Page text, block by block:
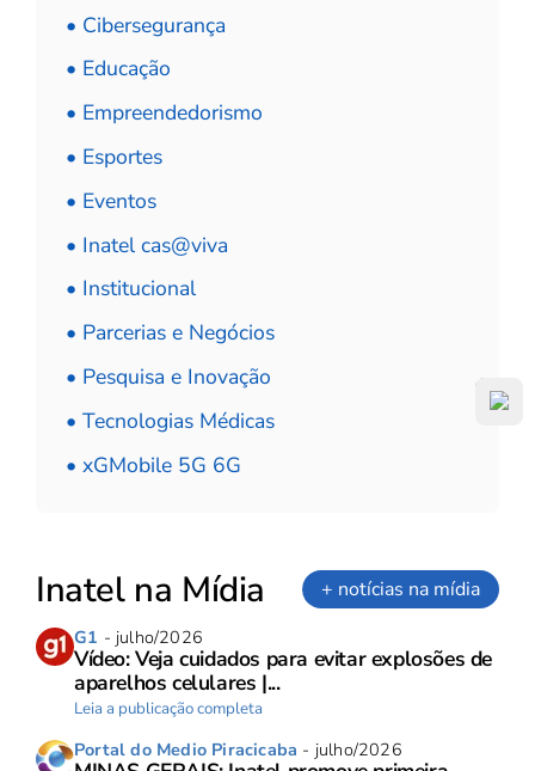
• Cibersegurança
• Educação
• Empreendedorismo
• Esportes
• Eventos
• Inatel cas@viva
• Institucional
• Parcerias e Negócios
• Pesquisa e Inovação
• Tecnologias Médicas
• xGMobile 5G 6G
Inatel na Mídia + notícias na mídia
G1 - julho/2026
Vídeo: Veja cuidados para evitar explosões de
aparelhos celulares |...
Leia a publicação completa
Portal do Medio Piracicaba - julho/2026